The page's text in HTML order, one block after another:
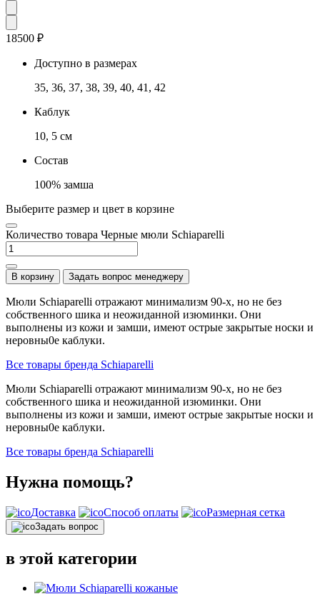
18500 ₽
Доступно в размерах
35, 36, 37, 38, 39, 40, 41, 42
Каблук
10, 5 см
Состав
100% замша
Выберите размер и цвет в корзине
Количество товара Черные мюли Schiaparelli
В корзину Задать вопрос менеджеру
Мюли Schiaparelli отражают минимализм 90-х, но не без
собственного шика и неожиданной изюминки. Они
выполнены из кожи и замши, имеют острые закрытые носки и
неровны0е каблуки.
Все товары бренда Schiaparelli
Мюли Schiaparelli отражают минимализм 90-х, но не без
собственного шика и неожиданной изюминки. Они
выполнены из кожи и замши, имеют острые закрытые носки и
неровны0е каблуки.
Все товары бренда Schiaparelli
Нужна помощь?
Доставка Способ оплаты Размерная сетка
Задать вопрос
в этой категории